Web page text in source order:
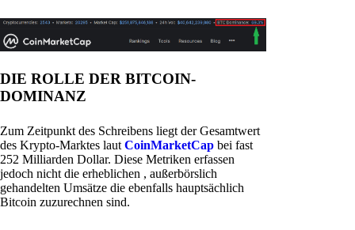
DIE ROLLE DER BITCOIN-
DOMINANZ
Zum Zeitpunkt des Schreibens liegt der Gesamtwert
des Krypto-Marktes lautCoinMarketCap bei fast
252 Milliarden Dollar. Diese Metriken erfassen
jedoch nicht die erheblichen , außerbörslich
gehandelten Umsätze die ebenfalls hauptsächlich
Bitcoin zuzurechnen sind.